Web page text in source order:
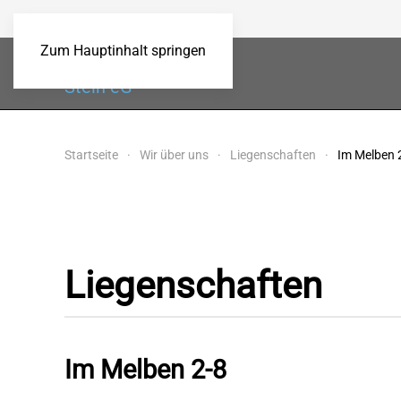
Zum Hauptinhalt springen
Baugenossenschaft
Stein eG
Startseite Wir über uns Liegenschaften Im Melben
Liegenschaften
Im Melben 2-8